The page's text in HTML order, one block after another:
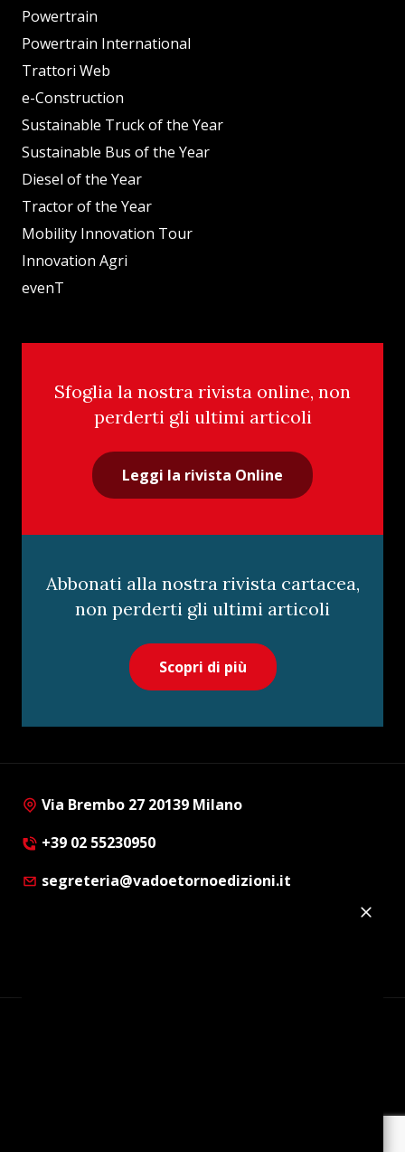
Powertrain
Powertrain International
Trattori Web
e-Construction
Sustainable Truck of the Year
Sustainable Bus of the Year
Diesel of the Year
Tractor of the Year
Mobility Innovation Tour
Innovation Agri
evenT
Sfoglia la nostra rivista online, non
perderti gli ultimi articoli
Leggi la rivista Online
Abbonati alla nostra rivista cartacea,
non perderti gli ultimi articoli
Scopri di più
Via Brembo 27 20139 Milano
+39 02 55230950
segreteria@vadoetornoedizioni.it